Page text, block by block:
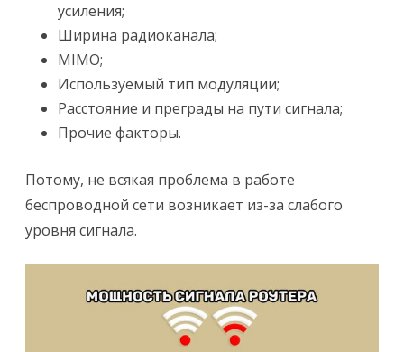
усиления;
Ширина радиоканала;
MIMO;
Используемый тип модуляции;
Расстояние и преграды на пути сигнала;
Прочие факторы.
Потому, не всякая проблема в работе
беспроводной сети возникает из-за слабого
уровня сигнала.